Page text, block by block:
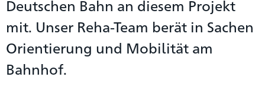
Deutschen Bahn an diesem Projekt
mit. Unser Reha-Team berät in Sachen
Orientierung und Mobilität am
Bahnhof.